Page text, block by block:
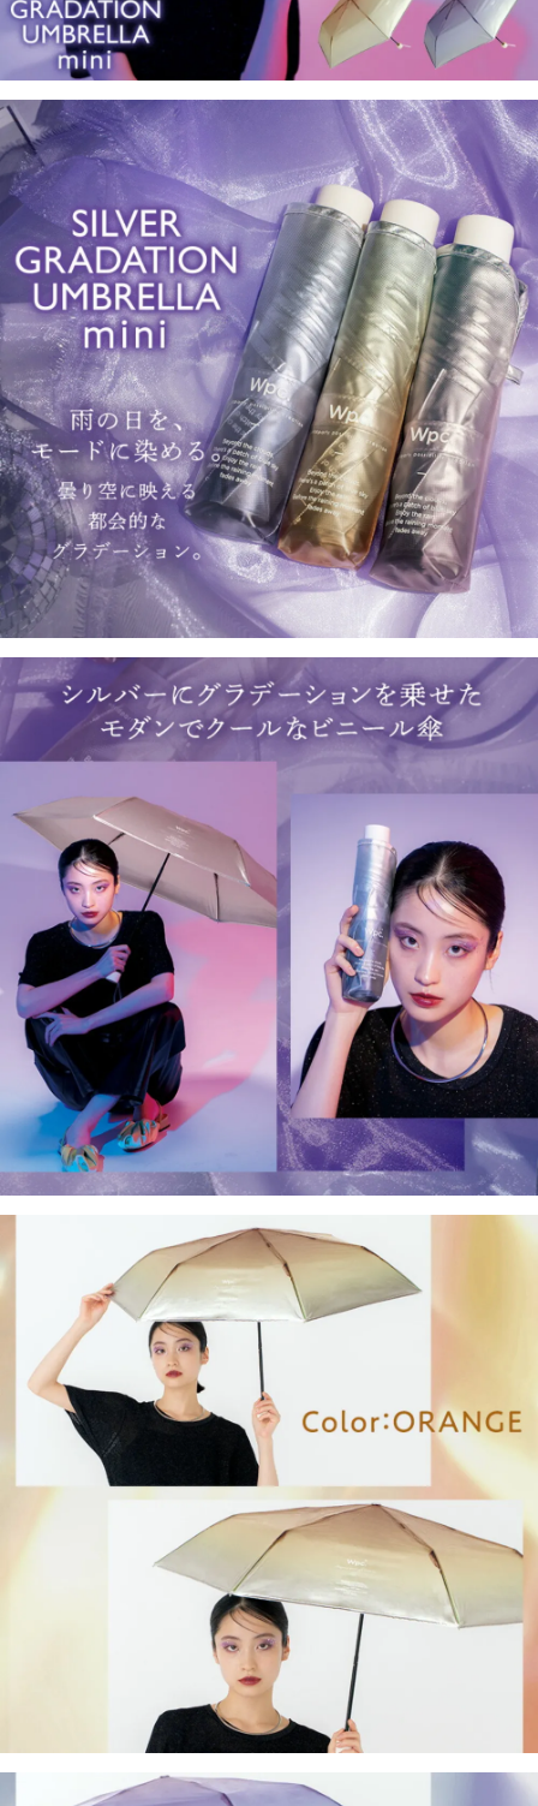
權轉讓予恩沛科技股份有限公司。
２．關於個人資料處理事宜，請瀏覽以下網址：
https://aftee.tw/terms/#terms3
３．未成年的使用者請事先徵得法定代理人或監護人之同意方可使用
「AFTEE先享後付」，若未經同意申辦者引起之損失，本公司不負相關責
任。
４．使用「AFTEE先享後付」時，將依據個別帳號之用戶狀況，依本公司即
時審查核予不同之上限額度；若仍有額度不足之情形，本公司將視審查結果
請求用戶進行身份認證。
５．嚴禁一人註冊多個帳號或使用他人資訊註冊。若發現惡意使用之情形，
恩沛科技股份有限公司將有權停止該用戶之使用額度並採取法律行動。